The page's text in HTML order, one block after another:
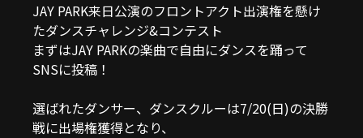
JAY PARK来日公演のフロントアクト出演権を懸け
たダンスチャレンジ&コンテスト
まずはJAY PARKの楽曲で自由にダンスを踊って
SNSに投稿！
選ばれたダンサー、ダンスクルーは7/20(日)の決勝
戦に出場権獲得となり、